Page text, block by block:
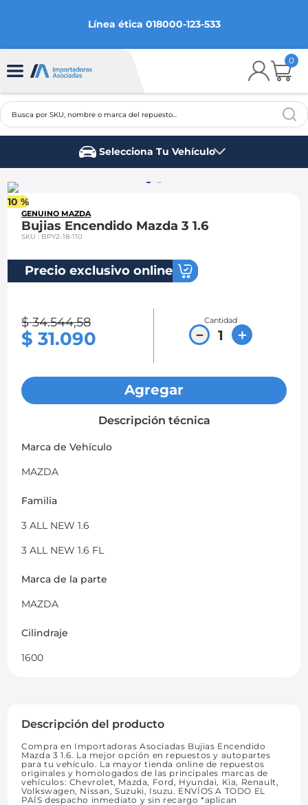
Línea ética 018000-123-533
0
Busca por SKU, nombre o marca del repuesto...
Selecciona Tu Vehículo
10 %
GENUINO MAZDA
Bujias Encendido Mazda 3 1.6
SKU: BPY2-18-110
Precio exclusivo online
$ 34.544,58
$ 31.090
Cantidad
＋
－
Agregar
Descripción técnica
Marca de Vehículo
MAZDA
Familia
3 ALL NEW 1.6
3 ALL NEW 1.6 FL
Marca de la parte
MAZDA
Cilindraje
1600
Descripción del producto
Compra en Importadoras Asociadas Bujias Encendido
Mazda 3 1.6. La mejor opción en repuestos y autopartes
para tu vehículo. La mayor tienda online de repuestos
originales y homologados de las principales marcas de
vehículos: Chevrolet, Mazda, Ford, Hyundai, Kia, Renault,
Volkswagen, Nissan, Suzuki, Isuzu. ENVÍOS A TODO EL
PAÍS despacho inmediato y sin recargo *aplican
2
3.
spark gt
ford fiesta
5.
optra
6.
mazda 3
chevrolet spark gt
. mazda 2